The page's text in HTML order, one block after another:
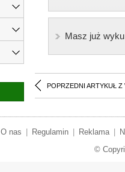
Masz już
POPRZEDNI ARTYKUŁ Z
O nas Regulamin Reklama
©